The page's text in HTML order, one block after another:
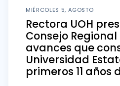
MIÉRCOLES 5, AGOSTO
Rectora UOH
Consejo Regional
avances que
Universidad
primeros 11 años